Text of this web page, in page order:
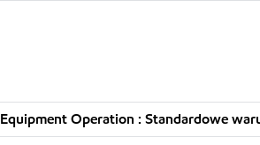
Equipment Operation : Standardowe